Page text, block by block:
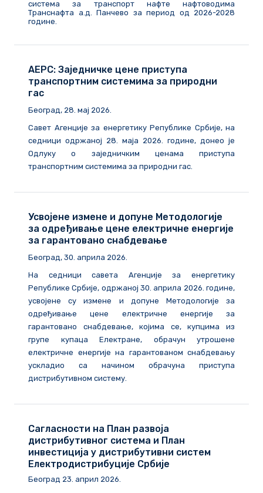
система за транспорт нафте нафтоводима
Транснафта а.д. Панчево за период од 2026-2028
године.
АЕРС: Заједничке цене приступа
транспортним системима за природни
гас
Београд, 28. мај 2026.
Савет Агенције за енергетику Републике Србије, на
седници одржаној 28. маја 2026. године, донео је
Одлуку о заједничким ценама приступа
транспортним системима за природни гас.
Усвојене измене и допуне Методологије
за одређивање цене електричне енергије
за гарантовано снабдевање
Београд, 30. априла 2026.
На седници савета Агенције за енергетику
Републике Србије, одржаној 30. априла 2026. године,
усвојене су измене и допуне Методологије за
одређивање цене електричне енергије за
гарантовано снабдевање, којима се, купцима из
групе купаца Електране, обрачун утрошене
електричне енергије на гарантованом снабдевању
ускладио са начином обрачуна приступа
дистрибутивном систему.
Сагласности на План развоја
дистрибутивног система и План
инвестиција у дистрибутивни систем
Електродистрибуције Србије
Београд 23. април 2026.